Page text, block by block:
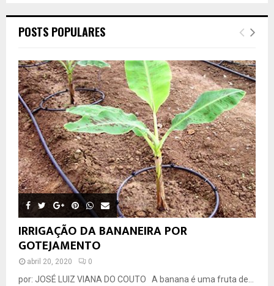
POSTS POPULARES
IRRIGAÇÃO DA BANANEIRA POR
GOTEJAMENTO
abril 20, 2020 0
por: JOSÉ LUIZ VIANA DO COUTO A banana é uma fruta de...